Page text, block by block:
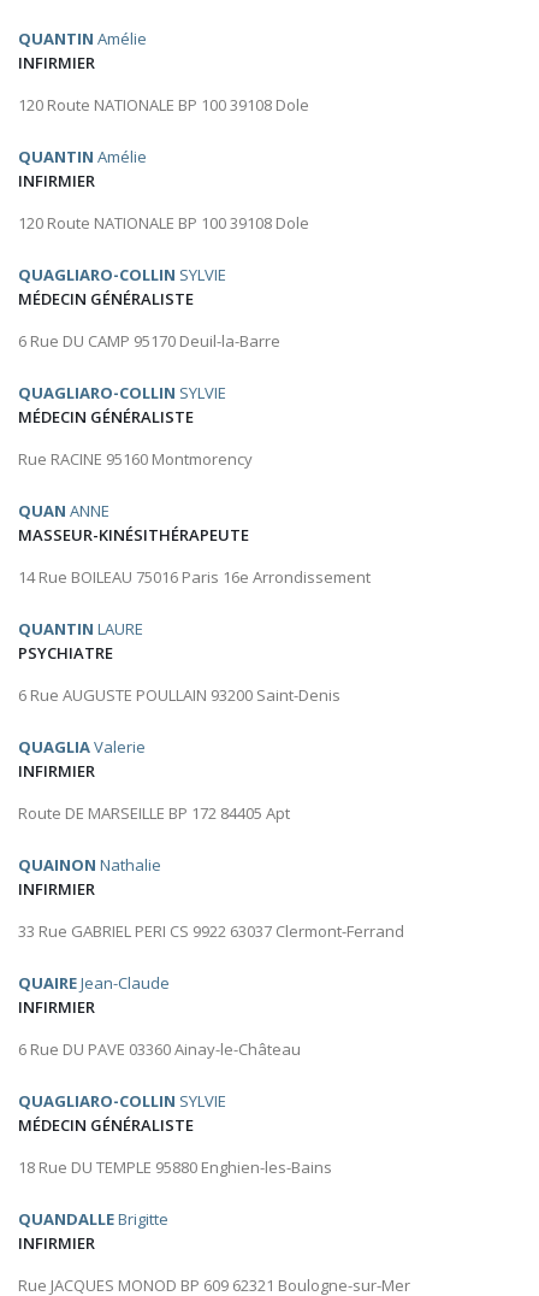
QUANTIN Amélie
INFIRMIER
120 Route NATIONALE BP 100 39108 Dole
QUANTIN Amélie
INFIRMIER
120 Route NATIONALE BP 100 39108 Dole
QUAGLIARO-COLLIN SYLVIE
MÉDECIN GÉNÉRALISTE
6 Rue DU CAMP 95170 Deuil-la-Barre
QUAGLIARO-COLLIN SYLVIE
MÉDECIN GÉNÉRALISTE
Rue RACINE 95160 Montmorency
QUAN ANNE
MASSEUR-KINÉSITHÉRAPEUTE
14 Rue BOILEAU 75016 Paris 16e Arrondissement
QUANTIN LAURE
PSYCHIATRE
6 Rue AUGUSTE POULLAIN 93200 Saint-Denis
QUAGLIAValerie
INFIRMIER
Route DE MARSEILLE BP 172 84405 Apt
QUAINON Nathalie
INFIRMIER
33 Rue GABRIEL PERI CS 9922 63037 Clermont-Ferrand
QUAIREJean-Claude
INFIRMIER
6 Rue DU PAVE 03360 Ainay-le-Château
QUAGLIARO-COLLIN SYLVIE
MÉDECIN GÉNÉRALISTE
18 Rue DU TEMPLE 95880 Enghien-les-Bains
QUANDALLEBrigitte
INFIRMIER
Rue JACQUES MONOD BP 609 62321 Boulogne-sur-Mer